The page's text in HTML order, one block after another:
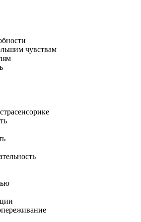
чувствам